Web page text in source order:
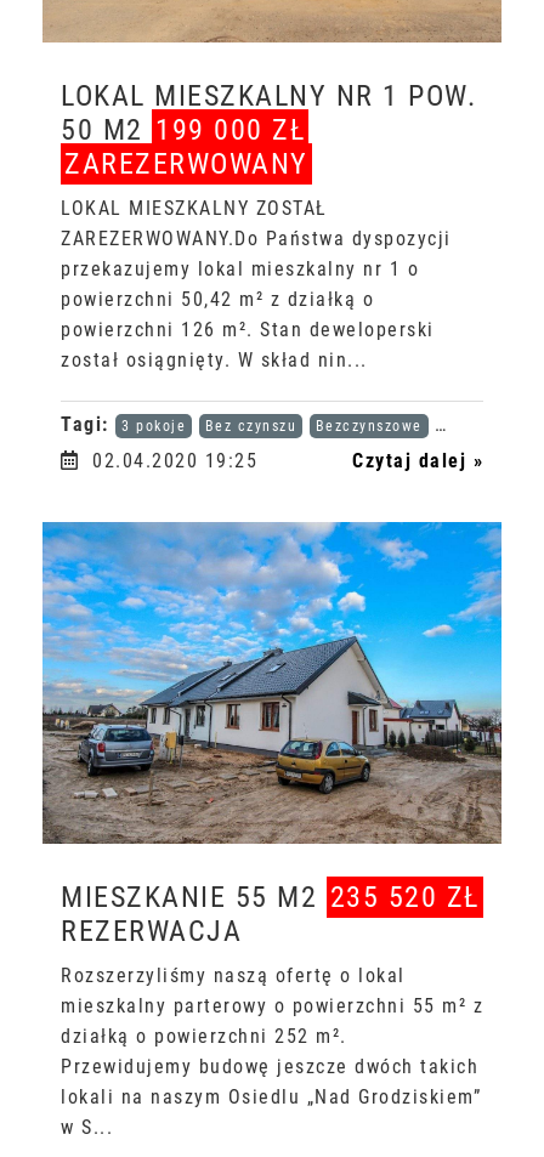
LOKAL MIESZKALNY NR 1 POW.
50 M2 199 000 ZŁ
ZAREZERWOWANY
LOKAL MIESZKALNY ZOSTAŁ
ZAREZERWOWANY.Do Państwa dyspozycji
przekazujemy lokal mieszkalny nr 1 o
powierzchni 50,42 m² z działką o
powierzchni 126 m². Stan deweloperski
został osiągnięty. W skład nin...
Tagi: 3 pokoje Bez czynszu Bezczynszowe Karta dużej
02.04.2020 19:25 Czytaj dalej »
MIESZKANIE 55 M2 235 520 ZŁ
REZERWACJA
Rozszerzyliśmy naszą ofertę o lokal
mieszkalny parterowy o powierzchni 55 m² z
działką o powierzchni 252 m².
Przewidujemy budowę jeszcze dwóch takich
lokali na naszym Osiedlu „Nad Grodziskiem”
w S...